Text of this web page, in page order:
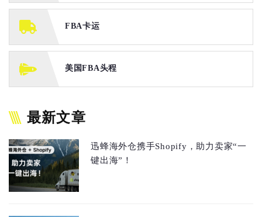
FBA卡运
美国FBA头程
最新文章
迅蜂海外仓携手Shopify，助力卖家“一
键出海”！